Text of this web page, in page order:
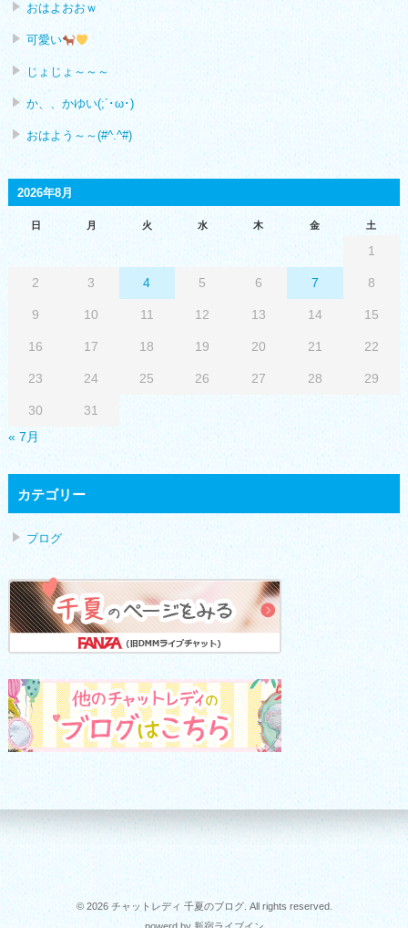
おはよおおｗ
可愛い
じょじょ～～～
か、、かゆい(;´･ω･)
おはよう～～(#^.^#)
2026年8月
日 月 火 水 木 金 土
« 7月
1
2 3 4 5 6 7 8
9 10 11 12 13 14 15
16 17 18 19 20 21 22
23 24 25 26 27 28 29
30 31
カテゴリー
ブログ
© 2026 チャットレディ 千夏のブログ. All rights reserved.